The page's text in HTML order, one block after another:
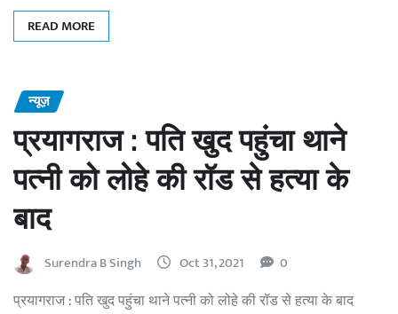
READ MORE
न्यूज़
प्रयागराज : पति खुद पहुंचा थाने
पत्नी को लोहे की रॉड से हत्या के
बाद
Surendra B Singh Oct 31, 2021 0
प्रयागराज : पति खुद पहुंचा थाने पत्नी को लोहे की रॉड से हत्या के बाद